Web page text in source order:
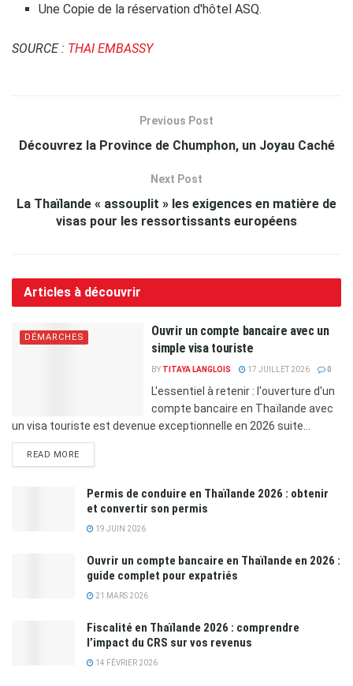
Une Copie de la réservation d'hôtel ASQ.
SOURCE : THAI EMBASSY
Previous Post
Découvrez la Province de Chumphon, un Joyau Caché
Next Post
La Thaïlande « assouplit » les exigences en matière de
visas pour les ressortissants européens
Articles à découvrir
DÉMARCHES
Ouvrir un compte bancaire avec un
simple visa touriste
BY TITAYA LANGLOIS 17 JUILLET 2026 0
L'essentiel à retenir : l'ouverture d'un
compte bancaire en Thaïlande avec
un visa touriste est devenue exceptionnelle en 2026 suite...
READ MORE
Permis de conduire en Thaïlande 2026 : obtenir
et convertir son permis
19 JUIN 2026
Ouvrir un compte bancaire en Thaïlande en 2026 :
guide complet pour expatriés
21 MARS 2026
Fiscalité en Thaïlande 2026 : comprendre
l’impact du CRS sur vos revenus
14 FÉVRIER 2026